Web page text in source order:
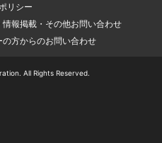
リシー
報掲載・その他お問い合わせ
方からのお問い合わせ
All Rights Reserved.